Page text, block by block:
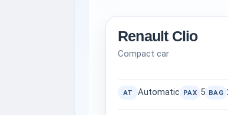
Renault Clio
Compact car
AT Automatic PAX 5 BAG